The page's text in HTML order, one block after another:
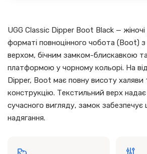
UGG Classic Dipper Boot Black — жіночі
форматі повноцінного чобота (Boot)
верхом, бічним замком-блискавкою
платформою у чорному кольорі. На
Dipper, Boot має повну висоту халяви
конструкцію. Текстильний верх надає
сучасного вигляду, замок
надягання.